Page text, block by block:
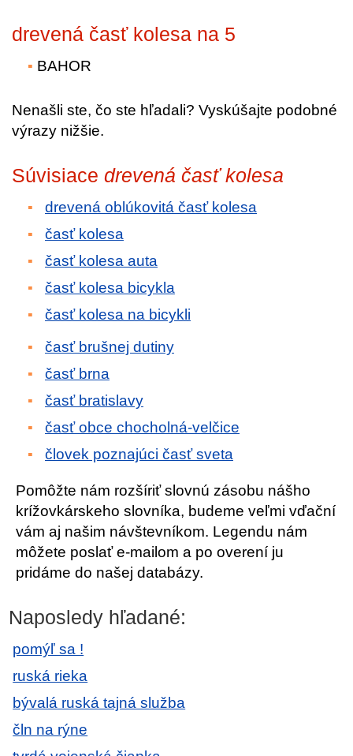
drevená časť kolesa na 5
BAHOR
Nenašli ste, čo ste hľadali? Vyskúšajte podobné
výrazy nižšie.
Súvisiace drevená časť kolesa
drevená oblúkovitá časť kolesa
časť kolesa
časť kolesa auta
časť kolesa bicykla
časť kolesa na bicykli
časť brušnej dutiny
časť brna
časť bratislavy
časť obce chocholná-velčice
človek poznajúci časť sveta
Pomôžte nám rozšíriť slovnú zásobu nášho
krížovkárskeho slovníka, budeme veľmi vďační
vám aj našim návštevníkom. Legendu nám
môžete poslať e-mailom a po overení ju
pridáme do našej databázy.
Naposledy hľadané:
pomýľ sa !
ruská rieka
bývalá ruská tajná služba
čln na rýne